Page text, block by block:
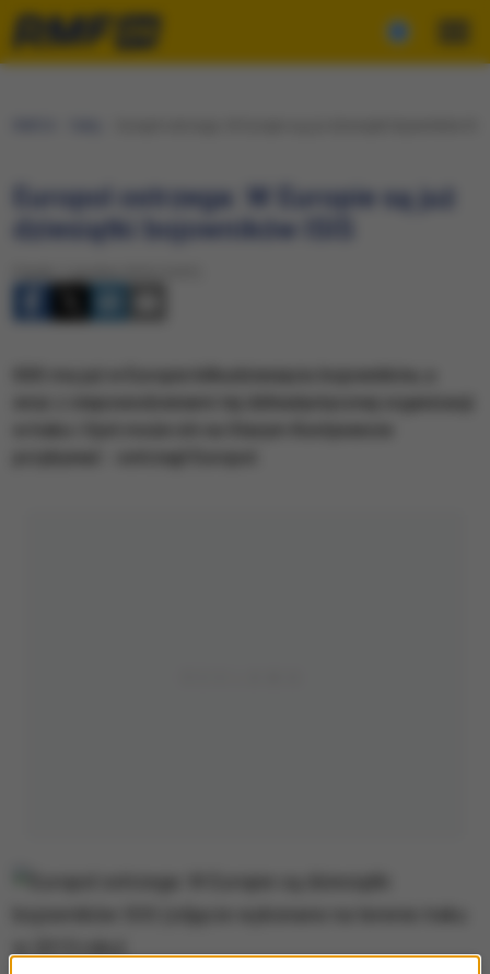
Europol ostrzega: W Europie są już
dziesiątki bojowników ISIS